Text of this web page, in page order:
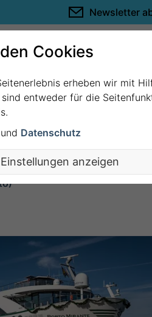
Newsletter
Fluss - Douro mit
Cookies
erheben wir mit
entweder für die
und Datenschutz
Einstellungen anzeigen